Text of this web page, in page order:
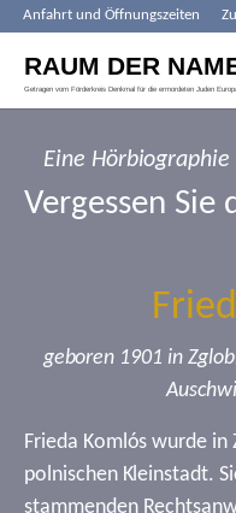
Anfahrt und Öffnungszeiten
Eine
Vergessen Sie
geboren 1901 in
Frieda Komlós wurde in
polnischen Kleinstadt.
stammenden